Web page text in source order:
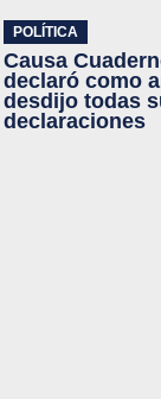
POLÍTICA
Causa
declaró como
desdijo todas
declaraciones